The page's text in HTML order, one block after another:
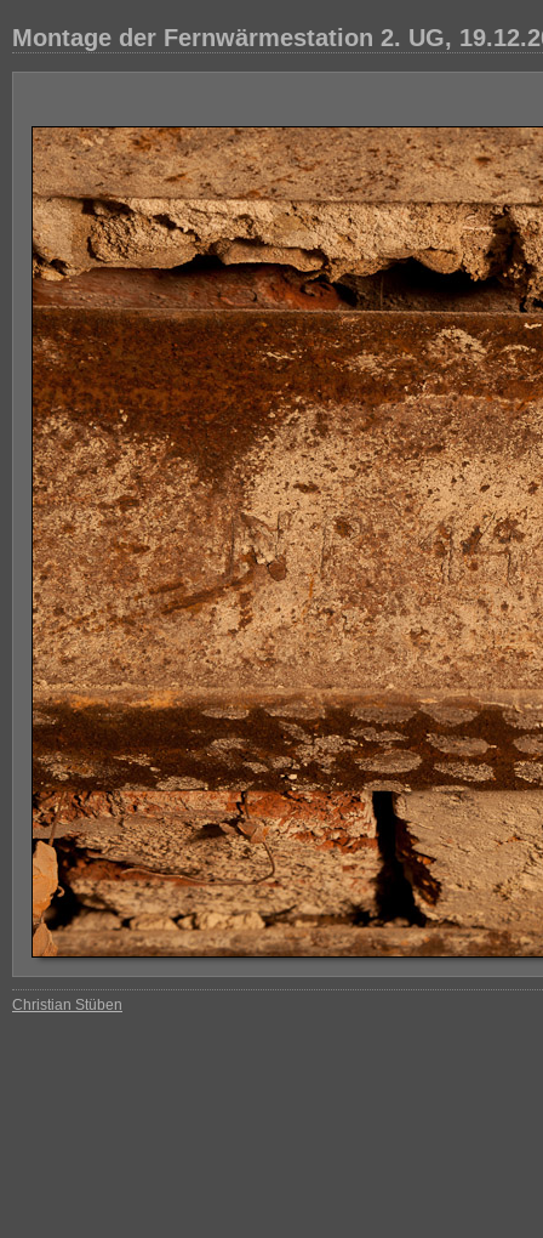
Montage der Fernwärmestation 2. UG,
Christian Stüben